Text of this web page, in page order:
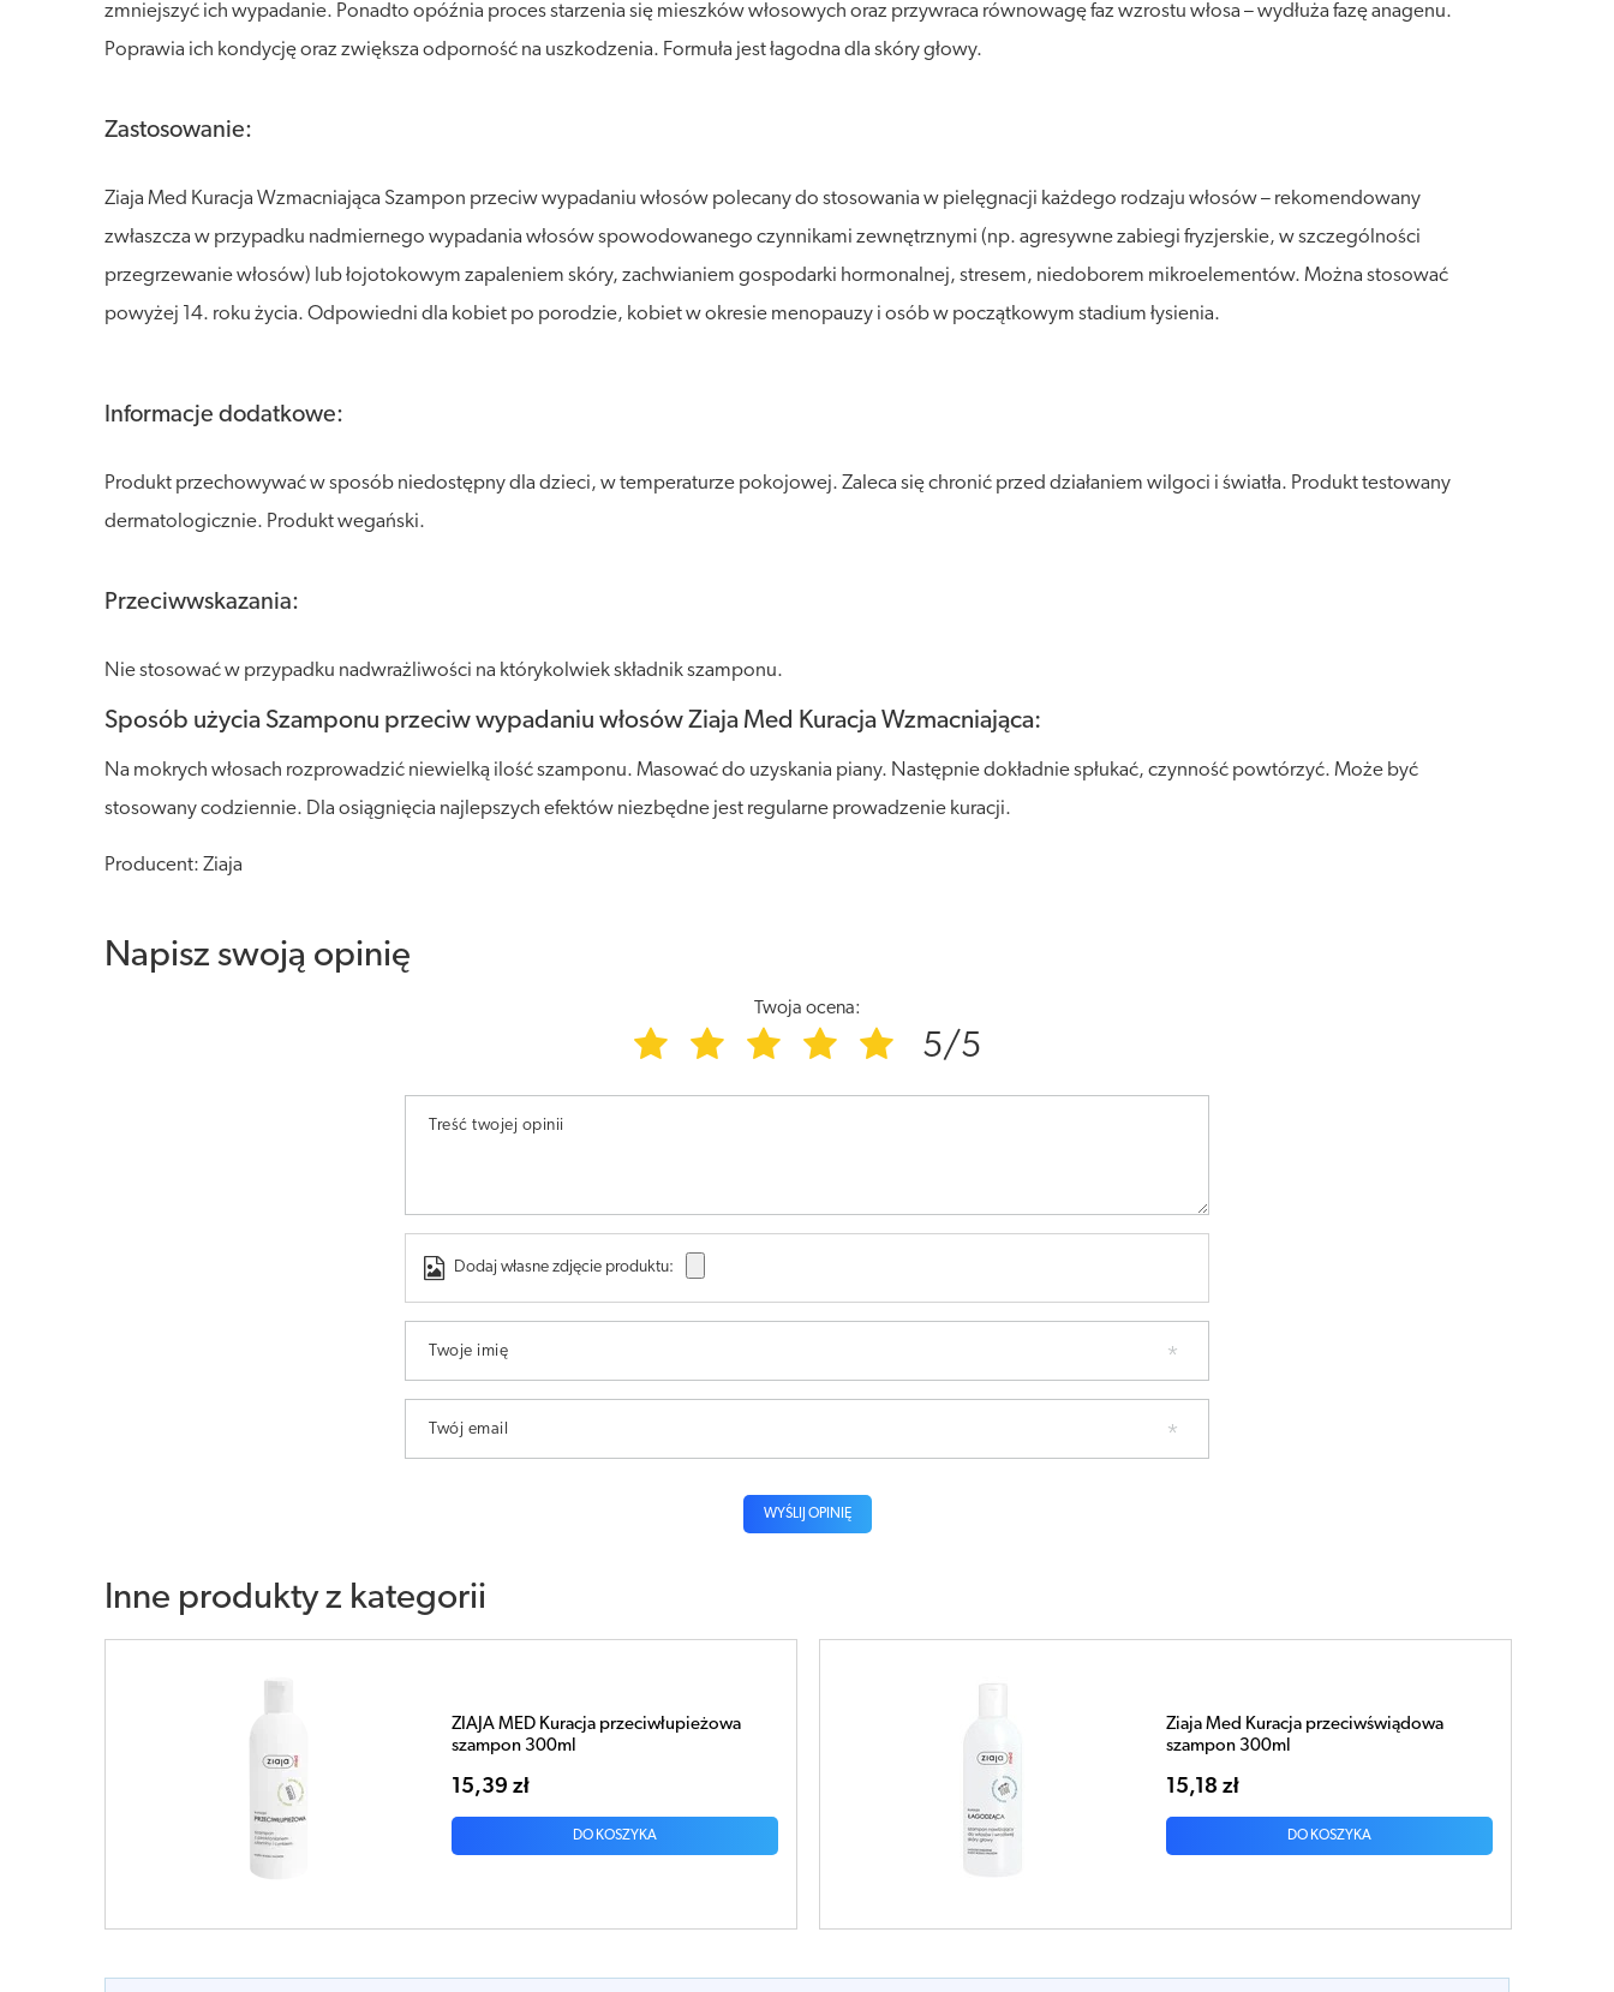
zmniejszyć ich wypadanie. Ponadto opóźnia proces starzenia się mieszków włosowych oraz przywraca równowagę faz wzrostu włosa – wydłuża fazę anagenu.
Poprawia ich kondycję oraz zwiększa odporność na uszkodzenia. Formuła jest łagodna dla skóry głowy.
Zastosowanie:
Ziaja Med Kuracja Wzmacniająca Szampon przeciw wypadaniu włosów polecany do stosowania w pielęgnacji każdego rodzaju włosów – rekomendowany
zwłaszcza w przypadku nadmiernego wypadania włosów spowodowanego czynnikami zewnętrznymi (np. agresywne zabiegi fryzjerskie, w szczególności
przegrzewanie włosów) lub łojotokowym zapaleniem skóry, zachwianiem gospodarki hormonalnej, stresem, niedoborem mikroelementów. Można stosować
powyżej 14. roku życia. Odpowiedni dla kobiet po porodzie, kobiet w okresie menopauzy i osób w początkowym stadium łysienia.
Informacje dodatkowe:
Produkt przechowywać w sposób niedostępny dla dzieci, w temperaturze pokojowej. Zaleca się chronić przed działaniem wilgoci i światła. Produkt testowany
dermatologicznie. Produkt wegański.
Przeciwwskazania:
Nie stosować w przypadku nadwrażliwości na którykolwiek składnik szamponu.
Sposób użycia Szamponu przeciw wypadaniu włosów Ziaja Med Kuracja Wzmacniająca:
Na mokrych włosach rozprowadzić niewielką ilość szamponu. Masować do uzyskania piany. Następnie dokładnie spłukać, czynność powtórzyć. Może być
stosowany codziennie. Dla osiągnięcia najlepszych efektów niezbędne jest regularne prowadzenie kuracji.
Producent: Ziaja
Napisz swoją opinię
Twoja ocena:
5/5
Treść twojej opinii
Dodaj własne zdjęcie produktu:
Twoje imię
Twój email
WYŚLIJ OPINIĘ
Inne produkty z kategorii
ZIAJA MED Kuracja przeciwłupieżowa
szampon 300ml
15,39 zł
DO KOSZYKA
Ziaja Med Kuracja przeciwświądowa
szampon 300ml
15,18 zł
DO KOSZYKA